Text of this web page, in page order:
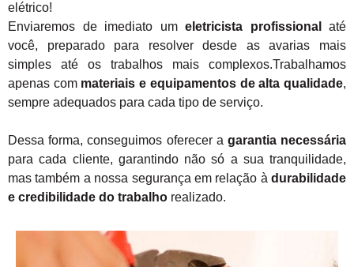
elétrico!
Enviaremos de imediato um eletricista profissional
até
você, preparado para resolver desde as avarias mais
simples até os trabalhos mais complexos.Trabalhamos
apenas com materiais e equipamentos de alta qualidade,
sempre adequados para cada tipo de serviço.
Dessa forma, conseguimos oferecer a garantia necessária
para cada cliente, garantindo não só a sua tranquilidade,
mas também a nossa segurança em relação à durabilidade
e credibilidade do trabalho realizado.